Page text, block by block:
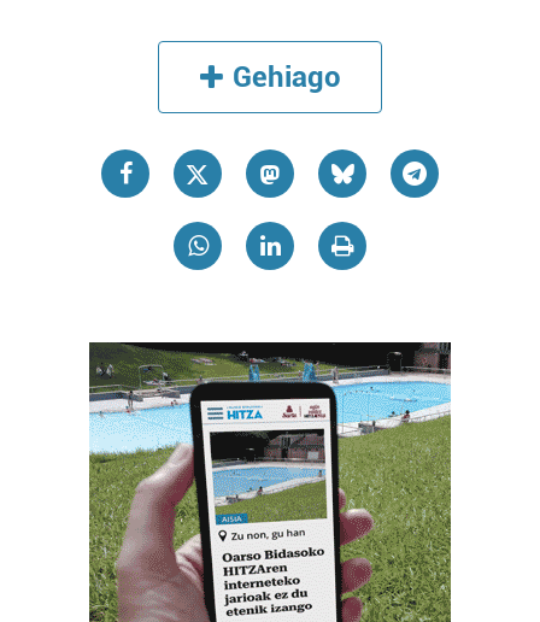
Gehiago